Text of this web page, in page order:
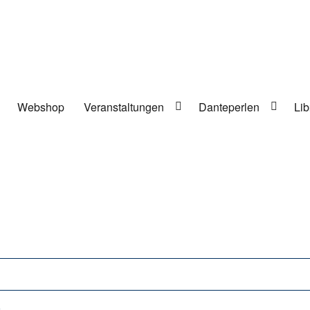
Webshop Veranstaltungen Danteperlen